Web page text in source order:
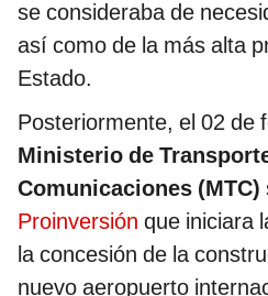
se consideraba de
así como de la más alta
Estado.
Posteriormente, el 02 de
Ministerio de
Comunicaciones (MTC)
Proinversión que iniciara
la concesión de la
nuevo aeropuerto